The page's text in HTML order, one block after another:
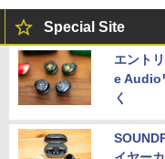
Special Site
エント
e Audio
く